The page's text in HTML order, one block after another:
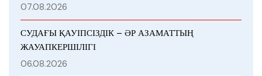
07.08.2026
СУДАҒЫ ҚАУІПСІЗДІК – ӘР АЗАМАТТЫҢ
ЖАУАПКЕРШІЛІГІ
06.08.2026